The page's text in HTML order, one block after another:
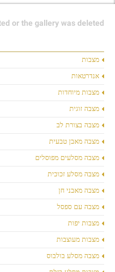
מצבות
אנדרטאות
מצבות מיוחדות
מצבה זוגית
מצבה בצורת לב
מצבה מאבן טבעית
מצבה מסלעים מפוסלים
מצבה מסלע זכוכית
מצבה מאבני חן
מצבה עם ספסל
מצבות יפות
מצבות מעוצבות
מצבה מסלע בולבוס
or the gallery was deleted.